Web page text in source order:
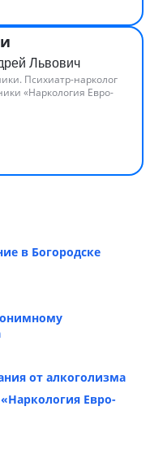
Львович
Психиатр-нарколог
«Наркология Евро-
в Богородске
от алкоголизма
Евро-